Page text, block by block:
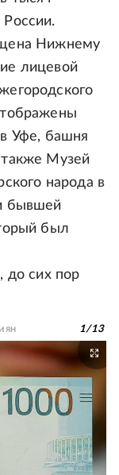
Нижнему
лицевой
Уфе, башня
Музей
народа в
бывшей
был
до сих пор
1/13